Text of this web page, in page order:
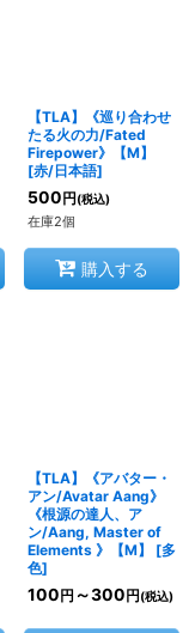
【TLA】《巡り合わせ
たる火の力/Fated
Firepower》【M】
[赤/日本語]
500 円 (税込)
在庫2個
購入する
【TLA】《アバター・
アン/Avatar Aang》
《根源の達人、ア
ン/Aang, Master of
Elements 》【M】
[多
色]
100 円 ～300 円 (税込)